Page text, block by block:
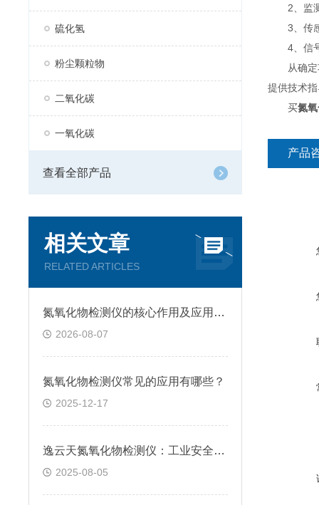
硫化氢
粉尘颗粒物
二氧化碳
一氧化碳
查看全部产品
相关文章
RELATED ARTICLES
氮氧化物检测仪的核心作用及应用场景
2026-08-07
氮氧化物检测仪常见的应用有哪些？
2025-12-17
逸云天氮氧化物检测仪：工业安全与环保监测的多场景守护者
2025-08-05
2、监测
3、传感
4、信号
从确定项
提供技术
买氮
产品